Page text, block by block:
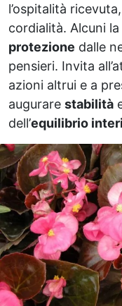
l’ospitalità
cordialità. Alcuni
protezione dalle
pensieri. Invita
azioni altrui e a
augurare stabilità
dell’equilibrio